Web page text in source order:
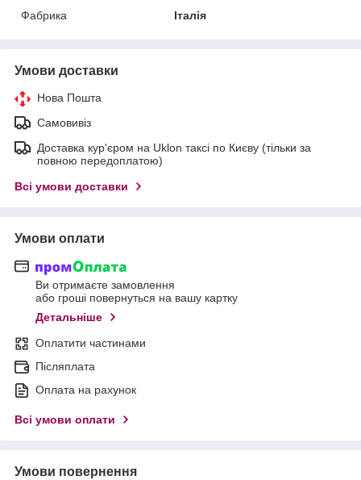
Фабрика
Італія
Умови доставки
Нова Пошта
Самовивіз
Доставка кур'єром на Uklon таксі по Києву (тільки за
повною передоплатою)
Всі умови доставки
Умови оплати
Ви отримаєте замовлення
або гроші повернуться на вашу картку
Детальніше
Оплатити частинами
Післяплата
Оплата на рахунок
Всі умови оплати
Умови повернення